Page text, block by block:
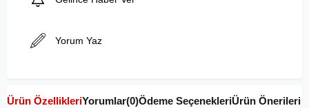
Yorum Yaz
Ürün ÖzellikleriYorumlar(0)Ödeme SeçenekleriÜrün Önerileri